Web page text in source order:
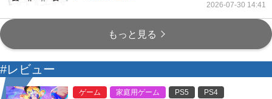
2026-07-30 14:41
もっと見る
#レビュー
ゲーム 家庭用ゲーム PS5 PS4